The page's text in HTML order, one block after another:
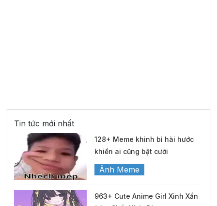
Tin tức mới nhất
128+ Meme khinh bỉ hài hước
khiến ai cũng bật cười
Ảnh Meme
963+ Cute Anime Girl Xinh Xắn